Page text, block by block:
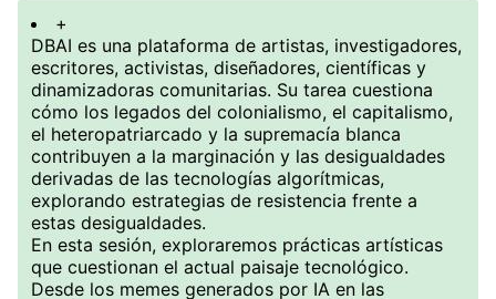
+
DBAI es una plataforma de artistas, investigadores,
escritores, activistas, diseñadores, científicas y
dinamizadoras comunitarias. Su tarea cuestiona
cómo los legados del colonialismo, el capitalismo,
el heteropatriarcado y la supremacía blanca
contribuyen a la marginación y las desigualdades
derivadas de las tecnologías algorítmicas,
explorando estrategias de resistencia frente a
estas desigualdades.
En esta sesión, exploraremos prácticas artísticas
que cuestionan el actual paisaje tecnológico.
Desde los memes generados por IA en las